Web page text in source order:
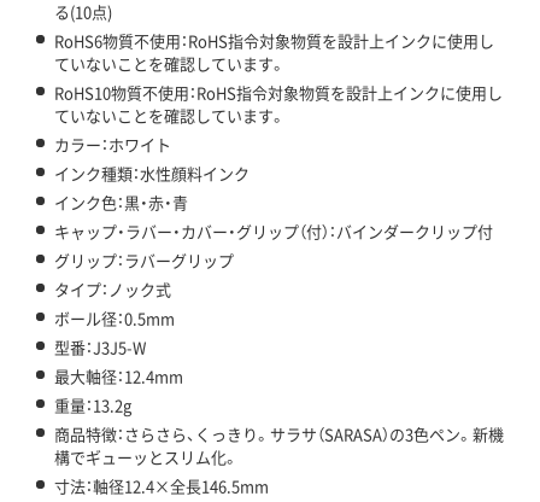
る(10点)
RoHS6物質不使用：RoHS指令対象物質を設計上インクに使用し
ていないことを確認しています。
RoHS10物質不使用：RoHS指令対象物質を設計上インクに使用し
ていないことを確認しています。
カラー：ホワイト
インク種類：水性顔料インク
インク色：黒・赤・青
キャップ・ラバー・カバー・グリップ（付）：バインダークリップ付
グリップ：ラバーグリップ
タイプ：ノック式
ボール径：0.5mm
型番：J3J5-W
最大軸径：12.4mm
重量：13.2g
商品特徴：さらさら、くっきり。サラサ（SARASA）の3色ペン。新機
構でギューッとスリム化。
寸法：軸径12.4×全長146.5mm